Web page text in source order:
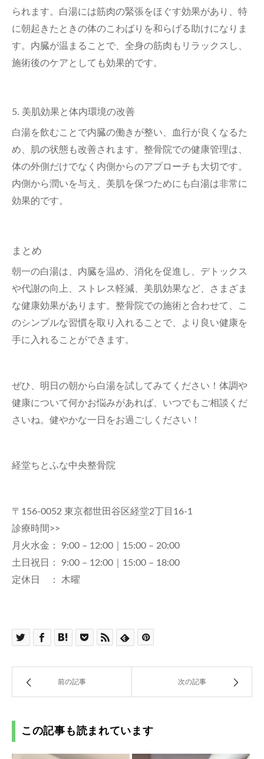
られます。白湯には筋肉の緊張をほぐす効果があり、特
に朝起きたときの体のこわばりを和らげる助けになりま
す。内臓が温まることで、全身の筋肉もリラックスし、
施術後のケアとしても効果的です。
5. 美肌効果と体内環境の改善
白湯を飲むことで内臓の働きが整い、血行が良くなるた
め、肌の状態も改善されます。整骨院での健康管理は、
体の外側だけでなく内側からのアプローチも大切です。
内側から潤いを与え、美肌を保つためにも白湯は非常に
効果的です。
まとめ
朝一の白湯は、内臓を温め、消化を促進し、デトックス
や代謝の向上、ストレス軽減、美肌効果など、さまざま
な健康効果があります。整骨院での施術と合わせて、こ
のシンプルな習慣を取り入れることで、より良い健康を
手に入れることができます。
ぜひ、明日の朝から白湯を試してみてください！体調や
健康について何かお悩みがあれば、いつでもご相談くだ
さいね。健やかな一日をお過ごしください！
経堂ちとふな中央整骨院
〒156-0052 東京都世田谷区経堂2丁目16-1
診療時間>>
月火水金： 9:00 – 12:00｜15:00 – 20:00
土日祝日： 9:00 – 12:00｜15:00 – 18:00
定休日 ： 木曜
前の記事 次の記事
この記事も読まれています